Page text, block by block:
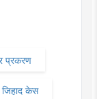
प्रकरण
जिहाद केस